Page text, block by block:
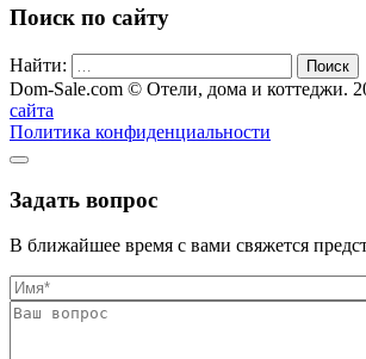
Поиск по сайту
Найти: Поиск
Dom-Sale.com © Отели, дома и коттеджи.
сайта
Политика конфиденциальности
Задать вопрос
В ближайшее время с вами свяжется